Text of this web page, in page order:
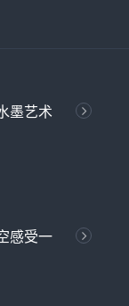
墨艺术
感受一
旅